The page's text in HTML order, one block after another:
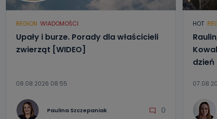
REGION WIADOMOŚCI
Upały i burze. Porady dla właścicieli
zwierząt [WIDEO]
08.08.2026 08:55
Paulina Szczepaniak 0
HOT
dzień